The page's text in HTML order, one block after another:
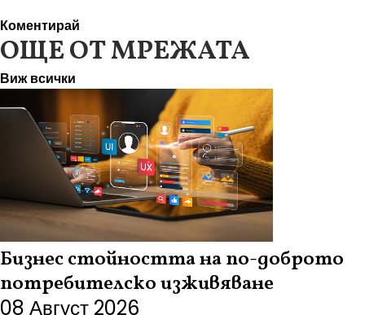
Коментирай
ОЩЕ ОТ МРЕЖАТА
Виж всички
Бизнес стойността на по-доброто
потребителско изживяване
08 Август 2026